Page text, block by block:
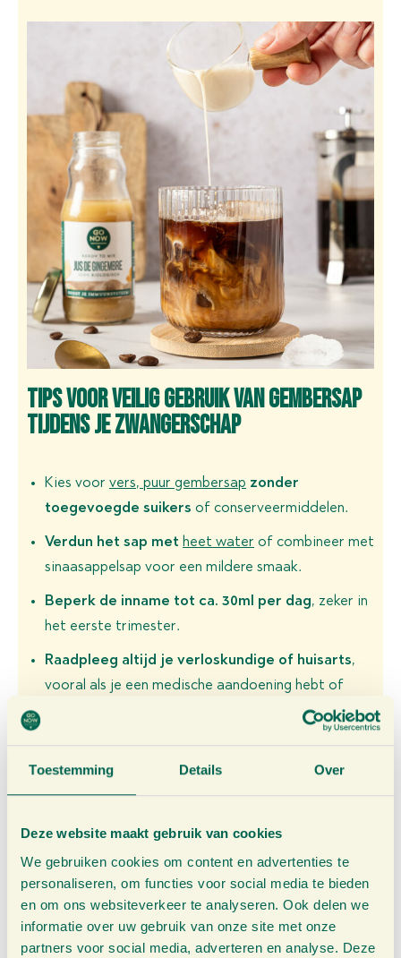
Toestemming Details Over
Deze website maakt gebruik van cookies
We gebruiken cookies om content en advertenties te
personaliseren, om functies voor social media te bieden
en om ons websiteverkeer te analyseren. Ook delen we
informatie over uw gebruik van onze site met onze
partners voor social media, adverteren en analyse. Deze
Tips voor veilig gebruik van gembersap
tijdens je zwangerschap
Kies voor vers, puur gembersap zonder
toegevoegde suikers of conserveermiddelen.
Verdun het sap met heet water of combineer met
sinaasappelsap voor een mildere smaak.
Beperk de inname tot ca. 30ml per dag, zeker in
het eerste trimester.
Raadpleeg altijd je verloskundige of huisarts,
vooral als je een medische aandoening hebt of
Ontdek onze
producten: